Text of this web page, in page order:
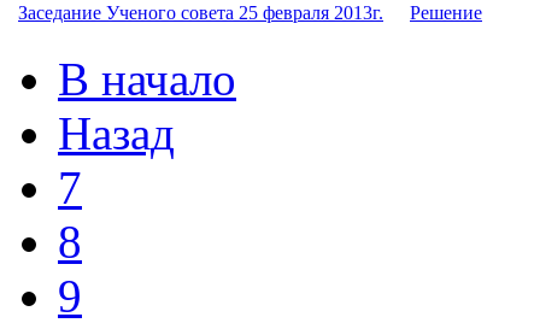
Заседание Ученого совета 25 февраля 2013г. Решение
В начало
Назад
7
8
9